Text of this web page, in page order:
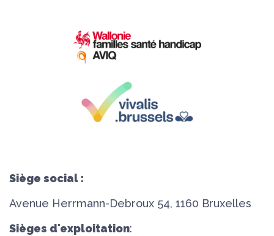
Siège social :
Avenue Herrmann-Debroux 54, 1160 Bruxelles
Sièges d'exploitation: